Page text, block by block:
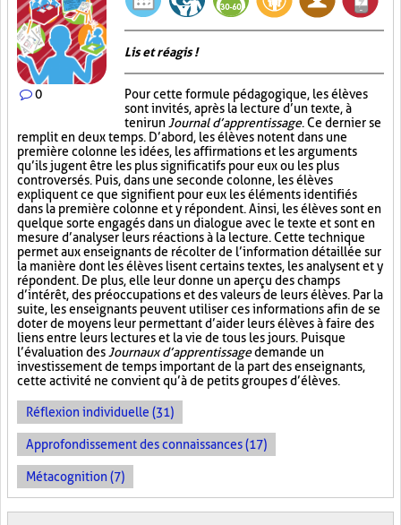
0
Lis et réagis !
Pour cette formule pédagogique, les élèves
sont invités, après la lecture d’un texte, à
tenir un Journal d’apprentissage. Ce dernier se
remplit en deux temps. D’abord, les élèves notent dans une
première colonne les idées, les affirmations et les arguments
qu’ils jugent être les plus significatifs pour eux ou les plus
controversés. Puis, dans une seconde colonne, les élèves
expliquent ce que signifient pour eux les éléments identifiés
dans la première colonne et y répondent. Ainsi, les élèves sont en
quelque sorte engagés dans un dialogue avec le texte et sont en
mesure d’analyser leurs réactions à la lecture. Cette technique
permet aux enseignants de récolter de l’information détaillée sur
la manière dont les élèves lisent certains textes, les analysent et y
répondent. De plus, elle leur donne un aperçu des champs
d’intérêt, des préoccupations et des valeurs de leurs élèves. Par la
suite, les enseignants peuvent utiliser ces informations afin de se
doter de moyens leur permettant d’aider leurs élèves à faire des
liens entre leurs lectures et la vie de tous les jours. Puisque
l’évaluation des Journaux d’apprentissagedemande un
investissement de temps important de la part des enseignants,
cette activité ne convient qu’à de petits groupes d’élèves.
Réflexion individuelle (31)
Approfondissement des connaissances (17)
Métacognition (7)